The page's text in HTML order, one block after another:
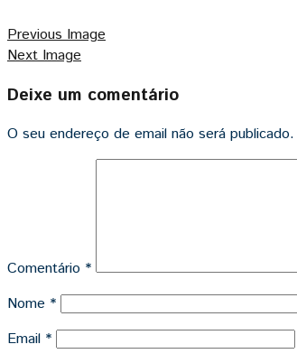
Previous Image
Next Image
Deixe um comentário
O seu endereço de email não será publicado.
Comentário *
Nome *
Email *